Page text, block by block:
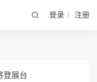
登录 注册
登展台